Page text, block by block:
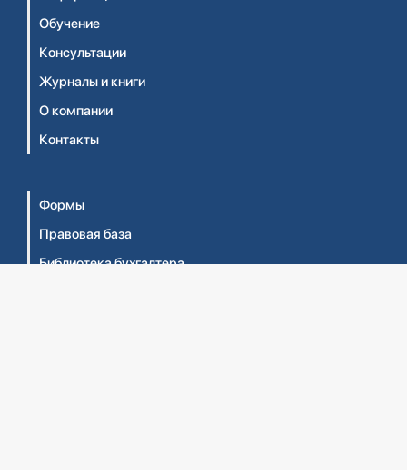
Обучение
Консультации
Журналы и книги
О компании
Контакты
Формы
Правовая база
Библиотека бухгалтера